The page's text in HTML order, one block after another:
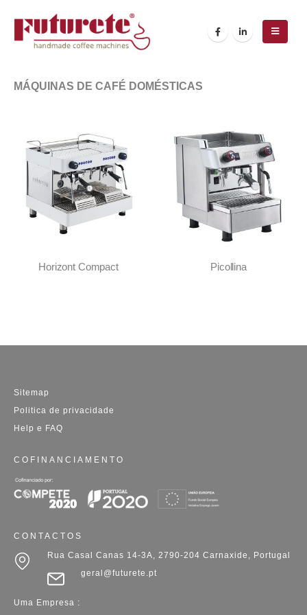
MÁQUINAS DE CAFÉ DOMÉSTICAS
Horizont Compact Picollina
Sitemap
Politica de privacidade
Help e FAQ
COFINANCIAMENTO
CONTACTOS
Rua Casal Canas 14-3A, 2790-204 Carnaxide, Portugal
geral@futurete.pt
Uma Empresa :